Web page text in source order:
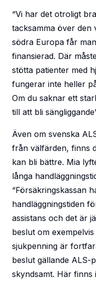
“Vi har det otroligt
tacksamma över den
södra Europa får
finansierad. Där
stötta patienter med
fungerar inte heller
Om du saknar ett
till att bli
Även om svenska
från välfärden, finns
kan bli bättre. Mia
långa
“Försäkringskassan
handläggningstiden
assistans och det är
beslut om
sjukpenning är
beslut gällande ALS-
skyndsamt. Här finns